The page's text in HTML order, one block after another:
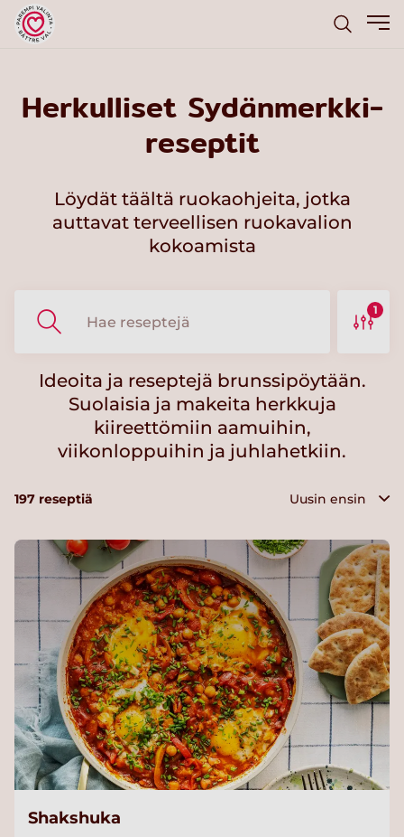
Herkulliset Sydänmerkki-
reseptit
Löydät täältä ruokaohjeita, jotka
auttavat terveellisen ruokavalion
kokoamista
1
Ideoita ja reseptejä brunssipöytään.
Suolaisia ja makeita herkkuja
kiireettömiin aamuihin,
viikonloppuihin ja juhlahetkiin.
197 reseptiä
Shakshuka